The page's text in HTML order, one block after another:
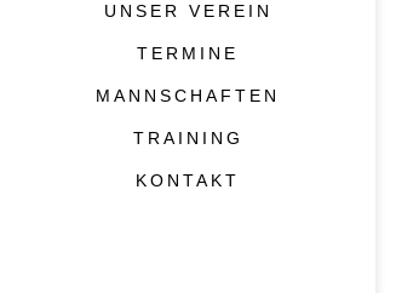
UNSER VEREIN
TERMINE
MANNSCHAFTEN
TRAINING
KONTAKT